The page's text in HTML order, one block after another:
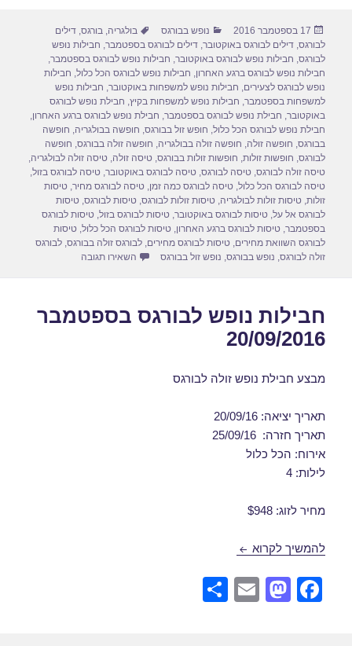
e
b
o
o
k
o
d
o
n
e
פורסם
בתאריך
17 בספטמבר 2016 קטגוריות
נופש בבורגס תגיות
בולגריה בורגס ,דילים
לבורגס ,דילים לבורגס באוקטובר ,דילים לבורגס בספטמבר חבילות נופש
לבורגס חבילות נופש לבורגס באוקטובר חבילות נופש לבורגס בספטמבר
חבילות נופש לבורגס ברגע האחרון חבילות נופש לבורגס הכל כלול חבילות
נופש לבורגס לצעירים חבילות נופש למשפחות באוקטובר חבילות נופש
למשפחות בספטמבר חבילות נופש למשפחות בקיץ חבילת נופש לבורגס
באוקטובר חבילת נופש לבורגס בספטמבר חבילת נופש לבורגס ברגע האחרון
חבילת נופש לבורגס הכל כלול חופש זול בבורגס חופשה בבולגריה חופשה
בבורגס חופשה זולה חופשה זולה בבולגריה חופשה זולה בבורגס חופשה
לבורגס חופשות זולות חופשות זולות בבורגס ,טיסה זולה ,טיסה זולה לבולגריה
טיסה זולה לבורגס ,טיסה לבורגס ,טיסה לבורגס באוקטובר ,טיסה לבורגס בזול
טיסה לבורגס הכל כלול ,טיסה לבורגס כמה זמן ,טיסה לבורגס מחיר ,טיסות
זולות ,טיסות זולות לבולגריה ,טיסות זולות לבורגס ,טיסות לבורגס ,טיסות
לבורגס אל על ,טיסות לבורגס באוקטובר ,טיסות לבורגס בזול ,טיסות לבורגס
בספטמבר ,טיסות לבורגס ברגע האחרון ,טיסות לבורגס הכל כלול ,טיסות
לבורגס השוואת מחירים ,טיסות לבורגס מחירים ,לבורגס זולה בבורגס ,לבורגס
זולה לבורגס נופש בבורגס נופש זול בבורגס השאירו תגובה
חבילות נופש לבורגס בספטמבר
20/09/2016
מבצע חבילת נופש זולה לבורגס
תאריך יציאה: 20/09/16
תאריך חזרה: 25/09/16
אירוח: הכל כלול
לילות: 4
מחיר לזוג: $948
להמשיך לקרוא חבילות נופש לבורגס בספטמבר 20/09/2016
F
M
E